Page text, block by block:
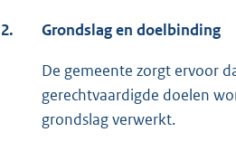
2. Grondslag en doelbinding
De gemeente zorgt ervoor
gerechtvaardigde doelen
grondslag verwerkt.